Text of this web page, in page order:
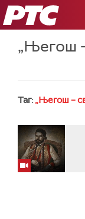
РТС
„Његош
Таг: „Његош –